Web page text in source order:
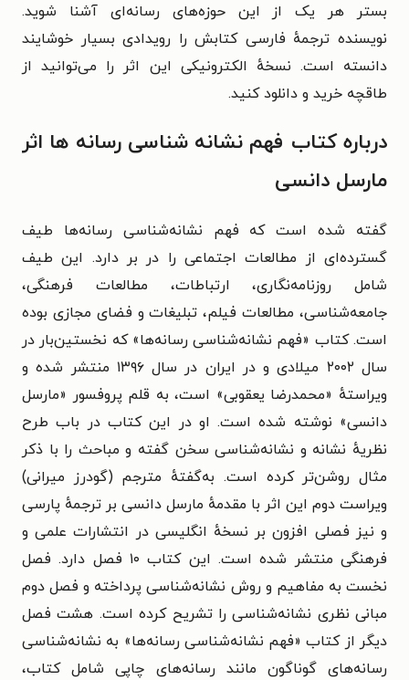
بستر هر یک از این حوزه‌های رسانه‌ای آشنا شوید.
نویسنده ترجمهٔ فارسی کتابش را رویدادی بسیار خوشایند
دانسته است. نسخهٔ الکترونیکی این اثر را می‌توانید از
طاقچه خرید و دانلود کنید.
درباره کتاب فهم نشانه شناسی رسانه ها اثر
مارسل دانسی
گفته شده است که فهم نشانه‌شناسی رسانه‌ها طیف
گسترده‌ای از مطالعات اجتماعی را در بر دارد. این طیف
شامل روزنامه‌نگاری، ارتباطات، مطالعات فرهنگی،
جامعه‌شناسی، مطالعات فیلم، تبلیغات و فضای مجازی بوده
است. کتاب «فهم نشانه‌شناسی رسانه‌ها» که نخستین‌بار در
سال ۲۰۰۲ میلادی و در ایران در سال ۱۳۹۶ منتشر شده و
ویراستهٔ «محمدرضا یعقوبی» است، به قلم پروفسور «مارسل
دانسی» نوشته شده است. او در این کتاب در باب طرح
نظریهٔ نشانه و نشانه‌شناسی سخن گفته و مباحث را با ذکر
مثال روشن‌تر کرده است. به‌گفتهٔ مترجم (گودرز میرانی)
ویراست دوم این اثر با مقدمهٔ مارسل دانسی بر ترجمهٔ پارسی
و نیز فصلی افزون بر نسخهٔ انگلیسی در انتشارات علمی و
فرهنگی منتشر شده است. این کتاب ۱۰ فصل دارد.
فصل
نخست به مفاهیم و روش نشانه‌شناسی پرداخته و فصل دوم
مبانی نظری نشانه‌شناسی را تشریح کرده است. هشت فصل
دیگر از کتاب «فهم نشانه‌شناسی رسانه‌ها» به نشانه‌شناسی
رسانه‌های گوناگون مانند رسانه‌های چاپی شامل کتاب،